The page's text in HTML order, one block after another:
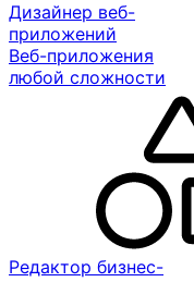
Дизайнер веб-
приложений
Веб-приложения
любой сложности
Редактор бизнес-